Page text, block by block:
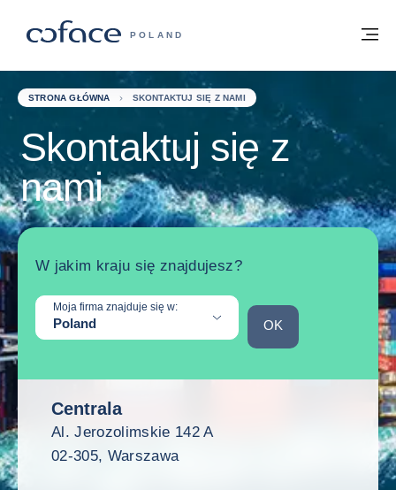
COFACE FOR TRADE - STRONA
POLAND
Powrót do strony głównej
STRONA GŁÓWNA SKONTAKTUJ SIĘ Z NAMI
Skontaktuj się z
nami
W jakim kraju się znajdujesz?
Moja firma znajduje się w:
Poland OK
OK
Centrala
Al. Jerozolimskie 142 A
02-305, Warszawa